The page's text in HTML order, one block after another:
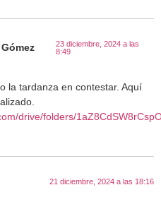
23 diciembre, 2024 a las
8:49
la tardanza en contestar. Aquí
drive/folders/
21 diciembre, 2024 a las 18:16